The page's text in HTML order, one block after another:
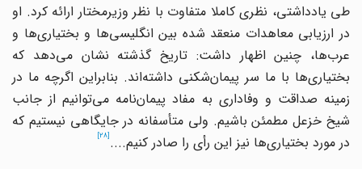
طی یادداشتی، نظری کاملا متفاوت با نظر وزیرمختار ارائه کرد. او
در ارزیابی معاهدات منعقد شده بین انگلیسیها و بختیاریها و
عربها، چنین اظهار داشت: تاریخ گذشته نشان میدهد که
بختیاریها با ما سر پیمانشکنی داشتهاند. بنابراین اگرچه ما در
زمینه صداقت و وفاداری به مفاد پیماننامه میتوانیم از جانب
شیخ خزعل مطمئن باشیم. ولی متأسفانه در جایگاهی نیستیم که
در مورد بختیاریها نیز این رأی را صادر کنیم....